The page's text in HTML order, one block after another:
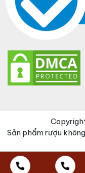
Sản phẩm rượu
Đã thêm sản phẩm